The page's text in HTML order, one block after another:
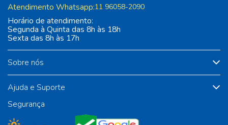
Sobre nós
Ajuda e Suporte
Atendimento Whatsapp:11 96058-2090
Horário de atendimento:
Segunda à Quinta das 8h às 18h
Sexta das 8h às 17h
Segurança